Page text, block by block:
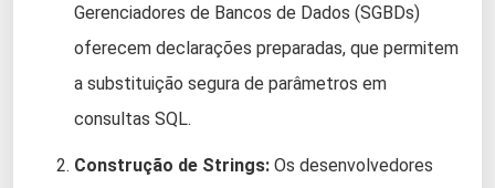
Gerenciadores de Bancos de Dados (SGBDs)
oferecem declarações preparadas, que permitem
a substituição segura de parâmetros em
consultas SQL.
Construção de Strings: Os desenvolvedores